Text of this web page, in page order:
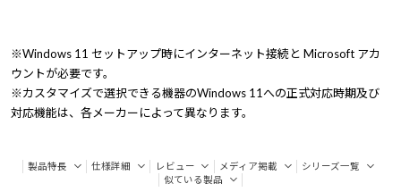
※Windows 11 セットアップ時にインターネット接続と Microsoft アカ
ウントが必要です。
※カスタマイズで選択できる機器のWindows 11への正式対応時期及び
対応機能は、各メーカーによって異なります。
製品特長 仕様詳細 レビュー メディア掲載
シリーズ一覧
似ている製品